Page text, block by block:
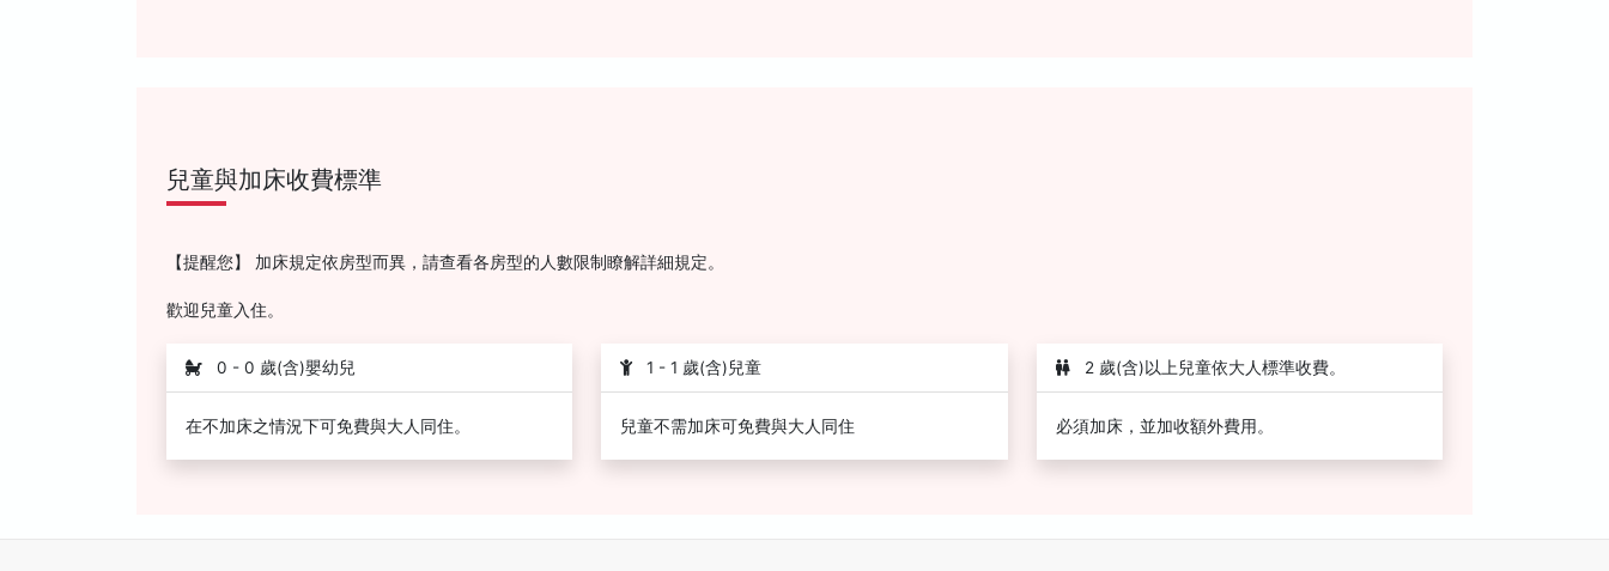
兒童與加床收費標準
【提醒您】 加床規定依房型而異，請查看各房型的人數限制瞭解詳細規定。
歡迎兒童入住。
0 - 0 歲(含)嬰幼兒
在不加床之情況下可免費與大人同住。
1 - 1 歲(含)兒童
兒童不需加床可免費與大人同住
2 歲(含)以上兒童依大人標準收費。
必須加床，並加收額外費用。